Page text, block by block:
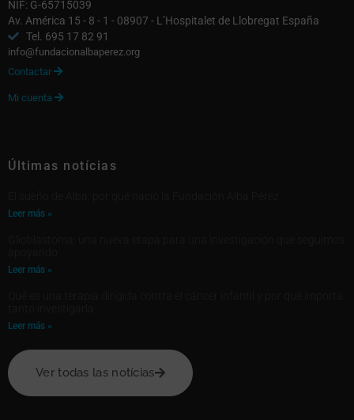
NIF: G-65715039
Av. América 15 - 8 - 1 - 08907 - L’Hospitalet de Llobregat España
Tel. 695 17 82 91
info@fundacionalbaperez.org
Contactar 
Mi cuenta 
Últimas notícias
Leer más »
Leer más »
Leer más »
Ver todas las notícias